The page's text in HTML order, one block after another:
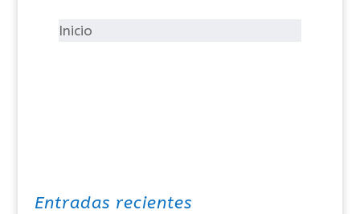
íInicio
Entradas recientes